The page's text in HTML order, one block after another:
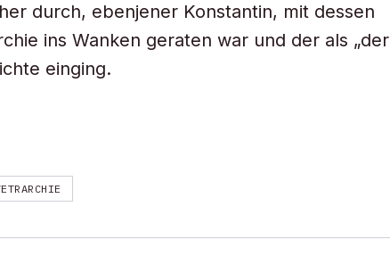
durch, ebenjener Konstantin, mit dessen
ins Wanken geraten war und der als „der
einging.